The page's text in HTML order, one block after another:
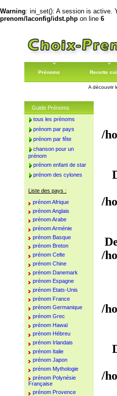
Warning: ini_set(): A session is active.
prenom/laconfig/idst.php on line 6
Prénoms Recette
A découvrir
/
/
/
/
/
Guide Prénoms
tous les prénoms
prénom par pays
prénom par fête
chanson pour un
prénom
prénom enfant de star
prénom des cylones
Liste des pays :
prénom Afrique
prénom Anglais
prénom Arabe
prénom Arménie
prénom Basque
prénom Breton
prénom Celte
prénom Chine
prénom Danemark
prénom Espagne
prénom Etats-Unis
prénom France
prénom Germanique
prénom Grec
prénom Hawaï
prénom Hébreu
prénom Irlandais
prénom Italie
prénom Japon
prénom Mythologie
prénom Polynésie
Française
prénom Provence